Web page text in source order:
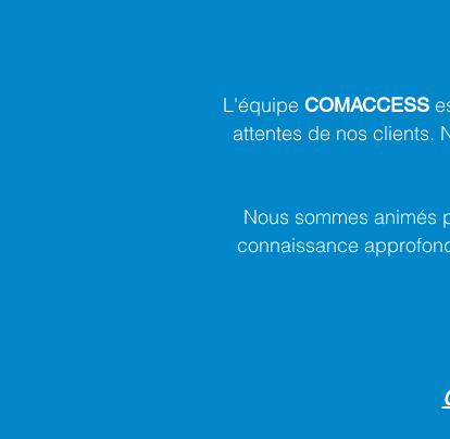
L'équipe COMACCESS
attentes de nos clients.
Nous sommes animés
connaissance